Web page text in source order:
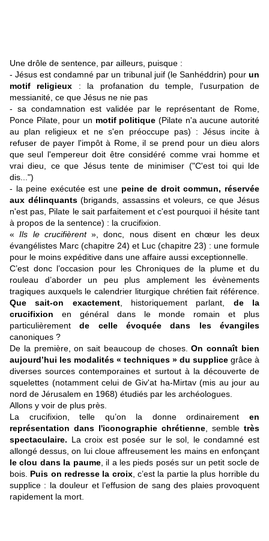
Une drôle de sentence, par ailleurs, puisque :
- Jésus est condamné par un tribunal juif (le Sanhéddrin) pour un
motif religieux : la profanation du temple, l'usurpation de
messianité, ce que Jésus ne nie pas
- sa condamnation est validée par le représentant de Rome,
Ponce Pilate, pour un motif politique (Pilate n'a aucune autorité
au plan religieux et ne s'en préoccupe pas) : Jésus incite à
refuser de payer l'impôt à Rome, il se prend pour un dieu alors
que seul l'empereur doit être considéré comme vrai homme et
vrai dieu, ce que Jésus tente de minimiser ("C'est toi qui lde
dis...")
- la peine exécutée est une peine de droit commun, réservée
aux délinquants(brigands, assassins et voleurs, ce que Jésus
n'est pas, Pilate le sait parfaitement et c'est pourquoi il hésite tant
à propos de la sentence) : la crucifixion.
«Ils le crucifièrent», donc, nous disent en chœur les deux
évangélistes Marc (chapitre 24) et Luc (chapitre 23) : une formule
pour le moins expéditive dans une affaire aussi exceptionnelle.
C’est donc l’occasion pour les Chroniques de la plume et du
rouleau d’aborder un peu plus amplement les évènements
tragiques auxquels le calendrier liturgique chrétien fait référence.
Que sait-on exactement, historiquement parlant, de la
crucifixion en général dans le monde romain et plus
particulièrementde celle évoquée dans les évangiles
canoniques ?
De la première, on sait beaucoup de choses.On connaît bien
aujourd’hui les modalités « techniques » du supplice grâce à
diverses sources contemporaines et surtout à la découverte de
squelettes (notamment celui de Giv'at ha-Mirtav (mis au jour au
nord de Jérusalem en 1968) étudiés par les archéologues.
Allons y voir de plus près.
La crucifixion, telle qu’on la donne ordinairement en
représentation dans l'iconographie chrétienne , semble très
spectaculaire. La croix est posée sur le sol, le condamné est
allongé dessus, on lui cloue affreusement les mains en enfonçant
le clou dans la paume, il a les pieds posés sur un petit socle de
bois. Puis on redresse la croix, c’est la partie la plus horrible du
supplice : la douleur et l’effusion de sang des plaies provoquent
rapidement la mort.